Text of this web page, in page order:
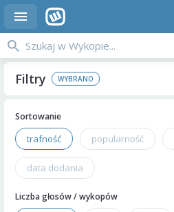
Filtry
Sortowanie
trafność popularność
data dodania
Liczba głosów / wykopów